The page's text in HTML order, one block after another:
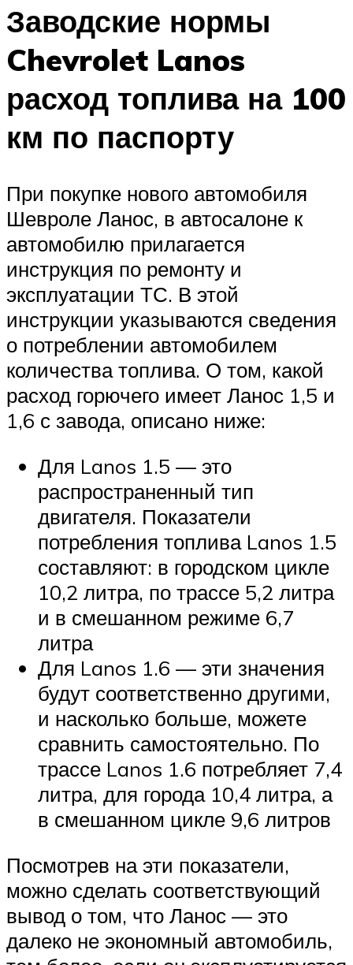
Заводские нормы
Chevrolet Lanos
расход топлива на 100
км по паспорту
При покупке нового автомобиля
Шевроле Ланос, в автосалоне к
автомобилю прилагается
инструкция по ремонту и
эксплуатации ТС. В этой
инструкции указываются сведения
о потреблении автомобилем
количества топлива. О том, какой
расход горючего имеет Ланос 1,5 и
1,6 с завода, описано ниже:
Для Lanos 1.5 — это
распространенный тип
двигателя. Показатели
потребления топлива Lanos 1.5
составляют: в городском цикле
10,2 литра, по трассе 5,2 литра
и в смешанном режиме 6,7
литра
Для Lanos 1.6 — эти значения
будут соответственно другими,
и насколько больше, можете
сравнить самостоятельно. По
трассе Lanos 1.6 потребляет 7,4
литра, для города 10,4 литра, а
в смешанном цикле 9,6 литров
Посмотрев на эти показатели,
можно сделать соответствующий
вывод о том, что Ланос — это
далеко не экономный автомобиль,